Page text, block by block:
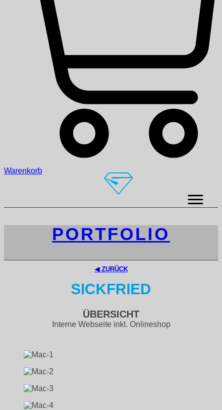
Warenkorb
PORTFOLIO
◀︎ ZURÜCK
SICKFRIED
ÜBERSICHT
Interne Webseite inkl. Onlineshop